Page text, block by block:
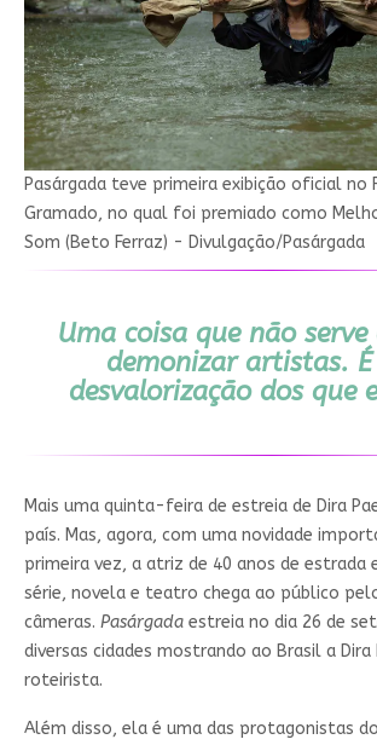
Pasárgada teve primeira exibição oficial no
Gramado, no qual foi premiado como
Som (Beto Ferraz) - Divulgação/Pasárgada
Uma coisa que não
demonizar artistas.
desvalorização dos que
Mais uma quinta-feira de estreia de Dira
país. Mas, agora, com uma novidade
primeira vez, a atriz de 40 anos de estrada
série, novela e teatro chega ao público
câmeras. Pasárgada estreia no dia 26 de
diversas cidades mostrando ao Brasil a Dira
roteirista.
Além disso, ela é uma das protagonistas